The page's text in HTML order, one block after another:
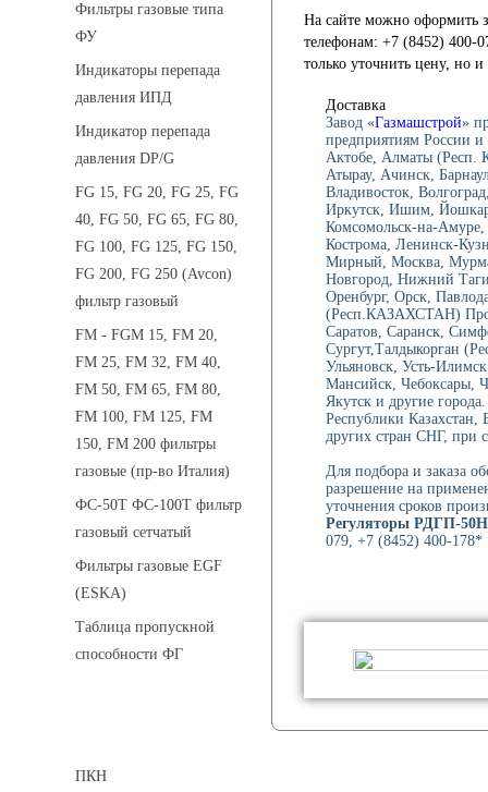
Фильтры газовые типа
ФУ
Индикаторы перепада
давления ИПД
Индикатор перепада
давления DP/G
FG 15, FG 20, FG 25, FG
40, FG 50, FG 65, FG 80,
FG 100, FG 125, FG 150,
FG 200, FG 250 (Avcon)
фильтр газовый
FM - FGM 15, FM 20,
FM 25, FM 32, FM 40,
FM 50, FM 65, FM 80,
FM 100, FM 125, FM
150, FM 200 фильтры
газовые (пр-во Италия)
ФС-50Т ФС-100Т фильтр
газовый сетчатый
Фильтры газовые EGF
(ESKA)
Таблица пропускной
способности ФГ
ПКН
На сайте можно оформить
телефонам: +7 (8452) 400-
только уточнить цену, но
Доставка
Завод «Газмашстрой»
предприятиям России
Актобе, Алматы (Респ.
Атырау, Ачинск,
Владивосток,
Иркутск, Ишим,
Комсомольск-на-
Кострома, Ленинск-
Мирный, Москва,
Новгород, Нижний
Оренбург, Орск,
(Респ.КАЗАХСТАН)
Саратов, Саранск,
Сургут,Талдыкорган
Ульяновск, Усть-
Мансийск, Чебоксары,
Якутск и другие
Республики Казахстан,
других стран СНГ, при
Для подбора и заказа
разрешение на
уточнения сроков
Регуляторы РДГП-
079, +7 (8452) 400-178*